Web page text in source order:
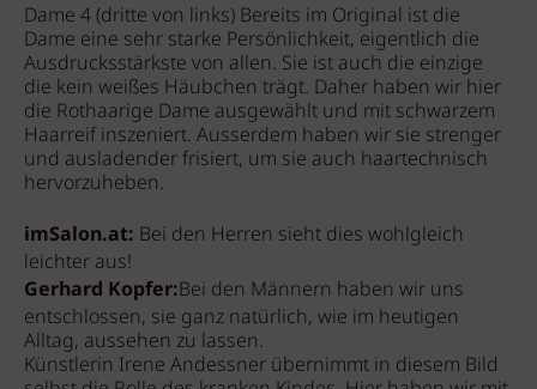
Dame 4 (dritte von links) Bereits im Original ist die
Dame eine sehr starke Persönlichkeit, eigentlich die
Ausdrucksstärkste von allen. Sie ist auch die einzige
die kein weißes Häubchen trägt. Daher haben wir hier
die Rothaarige Dame ausgewählt und mit schwarzem
Haarreif inszeniert. Ausserdem haben wir sie strenger
und ausladender frisiert, um sie auch haartechnisch
hervorzuheben.
imSalon.at: Bei den Herren sieht dies wohlgleich
leichter aus!
Gerhard Kopfer:Bei den Männern haben wir uns
entschlossen, sie ganz natürlich, wie im heutigen
Alltag, aussehen zu lassen.
Künstlerin Irene Andessner übernimmt in diesem Bild